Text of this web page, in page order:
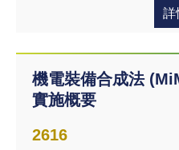
詳
機電裝備合成法
實施概要
2616